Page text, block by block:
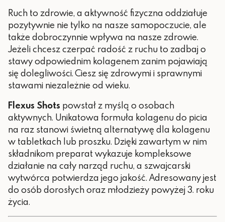
Ruch to zdrowie, a aktywność fizyczna oddziałuje
pozytywnie nie tylko na nasze samopoczucie, ale
także dobroczynnie wpływa na nasze zdrowie.
Jeżeli chcesz czerpać radość z ruchu to zadbaj o
stawy odpowiednim kolagenem zanim pojawiają
się dolegliwości. Ciesz się zdrowymi i sprawnymi
stawami niezależnie od wieku.
Flexus Shots powstał z myślą o osobach
aktywnych. Unikatowa formuła kolagenu do picia
na raz stanowi świetną alternatywę dla kolagenu
w tabletkach lub proszku. Dzięki zawartym w nim
składnikom preparat wykazuje kompleksowe
działanie na cały narząd ruchu, a szwajcarski
wytwórca potwierdza jego jakość. Adresowany jest
do osób dorosłych oraz młodzieży powyżej 3. roku
życia.